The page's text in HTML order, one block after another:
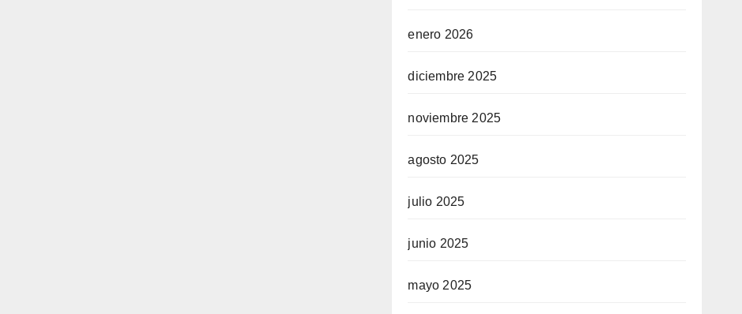
enero 2026
diciembre 2025
noviembre 2025
agosto 2025
julio 2025
junio 2025
mayo 2025